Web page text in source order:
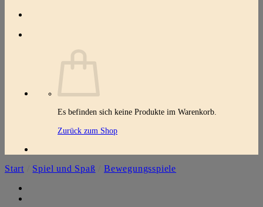
Es befinden sich keine Produkte im Warenkorb.
Zurück zum Shop
Start Spiel und Spaß Bewegungsspiele